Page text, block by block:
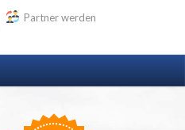
Partner werden